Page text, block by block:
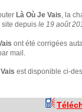
Là Où Je Vais, la
site depuis le 19 août
ont été corrigées
mail.
est disponible ci-